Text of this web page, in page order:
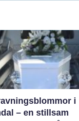
i
– en stillsam